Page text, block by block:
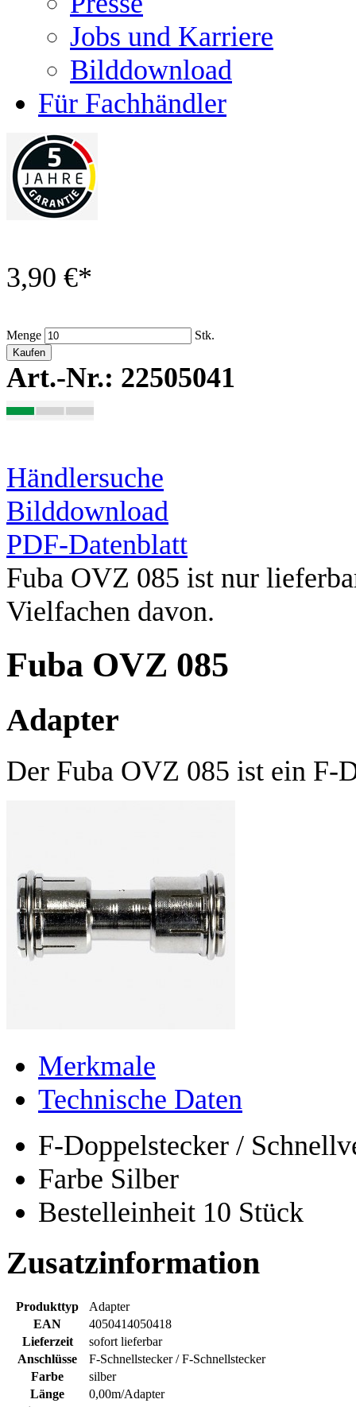
Jobs und Karriere
Bilddownload
Für Fachhändler
3,90 €*
Menge Stk.
Kaufen
Art.-Nr.: 22505041
Händlersuche
Bilddownload
PDF-Datenblatt
Fuba OVZ 085 ist nur
Vielfachen davon.
Fuba OVZ 085
Adapter
Der Fuba OVZ 085 ist ein F-
Merkmale
Technische Daten
F-Doppelstecker /
Farbe Silber
Bestelleinheit 10 Stück
Zusatzinformation
Produkttyp
Adapter
EAN
4050414050418
Lieferzeit
sofort lieferbar
Anschlüsse
F-Schnellstecker / F-Schnellstecker
Farbe
silber
Länge
0,00m/Adapter